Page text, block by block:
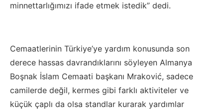
minnettarlığımızı ifade etmek istedik” dedi.
Cemaatlerinin Türkiye’ye yardım konusunda son
derece hassas davrandıklarını söyleyen Almanya
Boşnak İslam Cemaati başkanı Mraković, sadece
camilerde değil, kermes gibi farklı aktiviteler ve
küçük çaplı da olsa standlar kurarak yardımlar